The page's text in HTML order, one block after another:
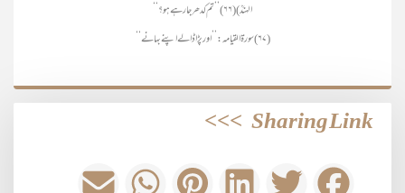
الہندؒ) (۶۶) ’’تم کدھر جا رہے ہو؟‘‘
(۶۷) سورۃ القیامہ: ’’اور پڑا ڈالے اپنے بہانے‘‘
Sharing Link
>>>